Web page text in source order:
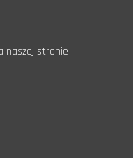
naszej stronie